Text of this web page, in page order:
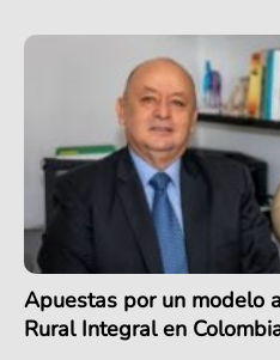
Apuestas por un modelo
Rural Integral en